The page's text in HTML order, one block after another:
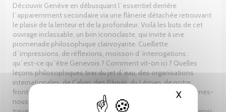
XMasquer
Découvrir Genève en débusquant l`essentiel derrière
l`apparemment secondaire via une flânerie détachée retrouvant
le plaisir de la lenteur et de la profondeur. Voilà les buts de cet
ouvrage inclassable, un brin iconoclaste, qui invite à une
promenade philosophique clairvoyante. Cueillette
d`impressions, de réflexions, moisson d`interrogations :
qu`est-ce qu`être Genevois ? Comment vit-on ici ? Quelles
leçons philosophiques tirer du jet d`eau, des organisations
internationales, de Calvin, des Pâquis, du Léman, de notre
frontière ? De nos voisins vaudois et français ? En quoi sommes-
nous des Suisses atypiques ? Pérégrinations genevoises à